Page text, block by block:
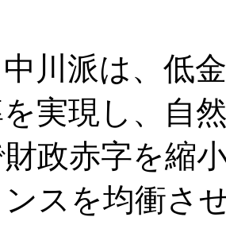
川派は、低
を実現し、自
政赤字を縮
スを均衝さ